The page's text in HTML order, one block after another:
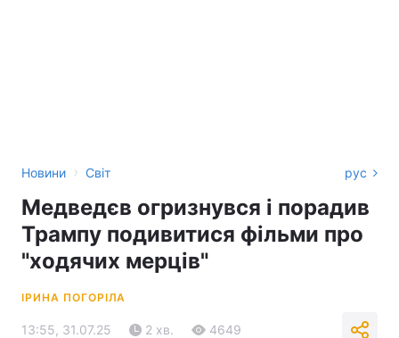
Новини › Світ рус
Медведєв огризнувся і порадив
Трампу подивитися фільми про
"ходячих мерців"
ІРИНА ПОГОРІЛА
13:55, 31.07.25 2 хв. 4649